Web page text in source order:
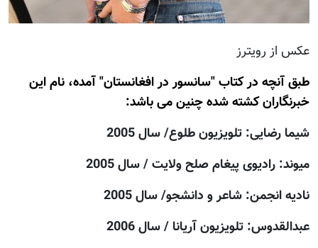
عکس از رویترز
طبق آنچه در کتاب "سانسور در افغانستان" آمده، نام اين
خبرنگاران کشته شده چنين می باشد:
شیما رضایی: تلويزيون طلوع/ سال 2005
ميوند: راديوی پيغام صلح ولايت / سال 2005
نادیه انجمن: شاعر و دانشجو/ سال 2005
عبدالقدوس: تلويزيون آريانا / سال 2006